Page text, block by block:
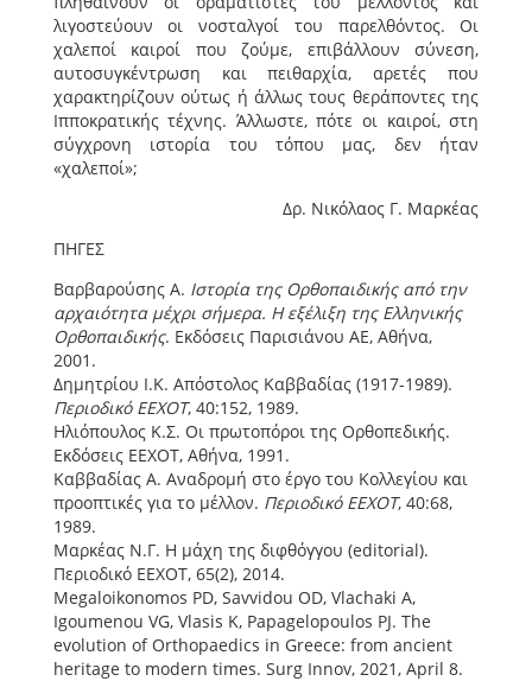
λιγοστεύουν οι νοσταλγοί του παρελθόντος. Οι
χαλεποί καιροί που ζούμε, επιβάλλουν σύνεση,
αυτοσυγκέντρωση και πειθαρχία, αρετές που
χαρακτηρίζουν ούτως ή άλλως τους θεράποντες της
Ιπποκρατικής τέχνης. Άλλωστε, πότε οι καιροί, στη
σύγχρονη ιστορία του τόπου μας, δεν ήταν
«χαλεποί»;
Δρ. Νικόλαος Γ. Μαρκέας
ΠΗΓΕΣ
Βαρβαρούσης Α. Ιστορία της Ορθοπαιδικής από την
αρχαιότητα μέχρι σήμερα. Η εξέλιξη της Ελληνικής
Ορθοπαιδικής. Εκδόσεις Παρισιάνου ΑΕ, Αθήνα,
2001.
Δημητρίου Ι.Κ. Απόστολος Καββαδίας (1917-1989).
Περιοδικό ΕΕΧΟΤ, 40:152, 1989.
Ηλιόπουλος Κ.Σ. Οι πρωτοπόροι της Ορθοπεδικής.
Εκδόσεις ΕΕΧΟΤ, Αθήνα, 1991.
Καββαδίας Α. Αναδρομή στο έργο του Κολλεγίου και
προοπτικές για το μέλλον. Περιοδικό ΕΕΧΟΤ, 40:68,
1989.
Μαρκέας Ν.Γ. Η μάχη της διφθόγγου (editorial).
Περιοδικό ΕΕΧΟΤ, 65(2), 2014.
Megaloikonomos PD, Savvidou OD, Vlachaki A,
Igoumenou VG, Vlasis K, Papagelopoulos PJ. The
evolution of Orthopaedics in Greece: from ancient
heritage to modern times. Surg Innov, 2021, April 8.